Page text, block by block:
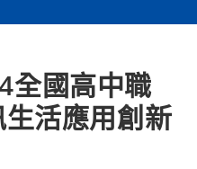
全國高中職
活應用創新